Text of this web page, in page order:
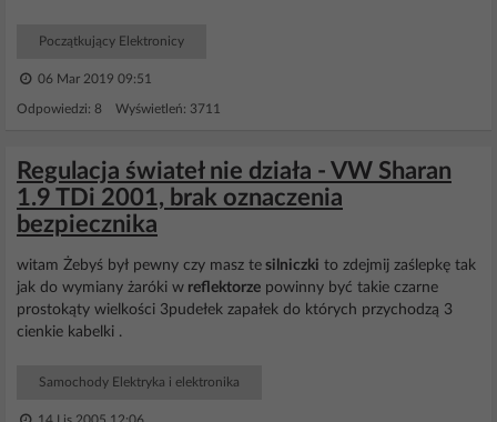
Początkujący Elektronicy
06 Mar 2019 09:51
Odpowiedzi: 8 Wyświetleń: 3711
Regulacja świateł nie działa - VW Sharan
1.9 TDi 2001, brak oznaczenia
bezpiecznika
witam Żebyś był pewny czy masz te silniczki to zdejmij zaślepkę tak
jak do wymiany żaróki w reflektorze powinny być takie czarne
prostokąty wielkości 3pudełek zapałek do których przychodzą 3
cienkie kabelki .
Samochody Elektryka i elektronika